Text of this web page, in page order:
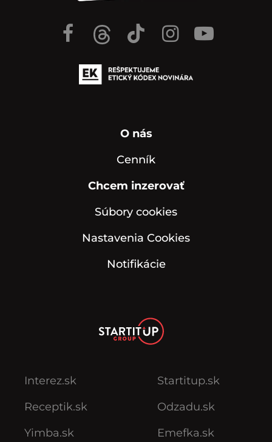
O nás
Cenník
Chcem inzerovať
Súbory cookies
Nastavenia Cookies
Notifikácie
Interez.sk
Receptik.sk
Yimba.sk
Startitup.sk
Odzadu.sk
Emefka.sk